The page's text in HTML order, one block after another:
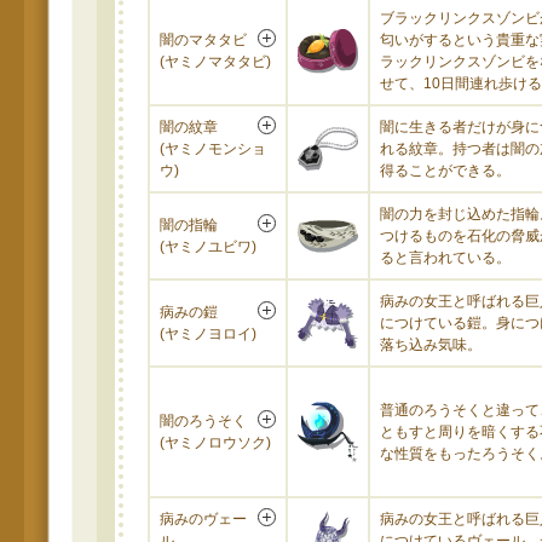
闇のマタタビ
(ヤミノマタタビ)
ブラックリンクスゾン
匂いがするという貴重
ラックリンクスゾンビ
せて、10日間連れ歩け
闇の紋章
(ヤミノモンショ
ウ)
闇に生きる者だけが身
れる紋章。持つ者は闇
得ることができる。
闇の指輪
(ヤミノユビワ)
闇の力を封じ込めた指
つけるものを石化の脅
ると言われている。
病みの鎧
(ヤミノヨロイ)
病みの女王と呼ばれる
につけている鎧。身に
落ち込み気味。
闇のろうそく
(ヤミノロウソク)
普通のろうそくと違っ
ともすと周りを暗くす
な性質をもったろうそ
病みのヴェー
病みの女王と呼ばれる